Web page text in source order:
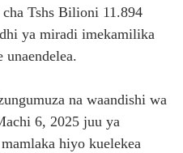
Tshs Bilioni 11.894
ya miradi imekamilika
na waandishi wa
6, 2025 juu ya
hiyo kuelekea